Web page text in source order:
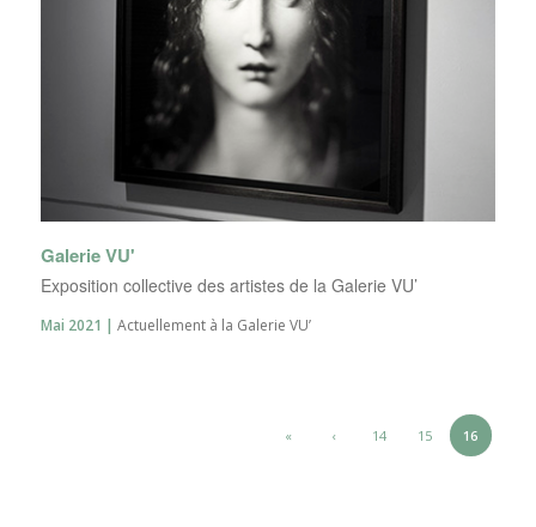
Galerie VU'
Exposition collective des artistes de la Galerie VU’
Mai 2021 | Actuellement à la Galerie VU’
« ‹ 14 15 16